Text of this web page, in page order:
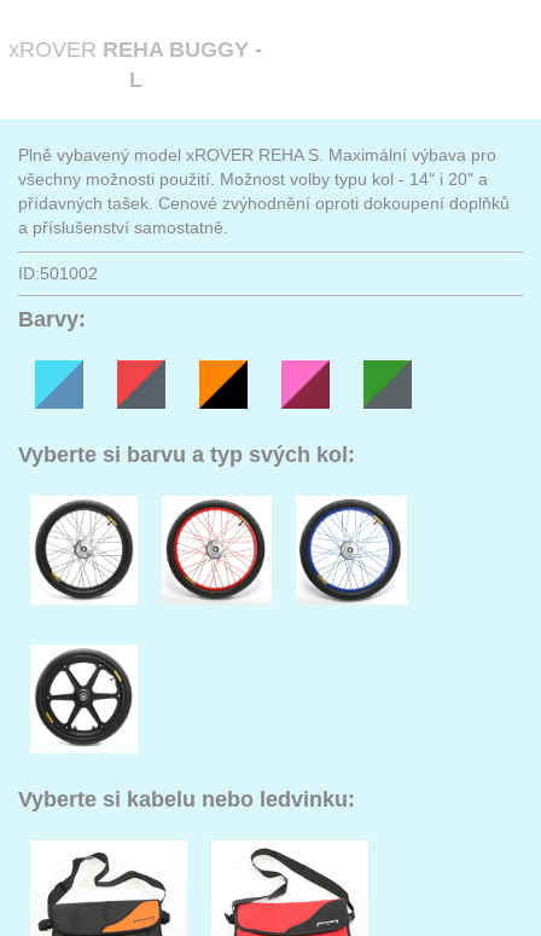
xROVER REHA BUGGY -
L
Plně vybavený model xROVER REHA S. Maximální výbava pro
všechny možnosti použití. Možnost volby typu kol - 14" i 20" a
přídavných tašek. Cenové zvýhodnění oproti dokoupení doplňků
a příslušenství samostatně.
ID:501002
Barvy:
Vyberte si barvu a typ svých kol:
Vyberte si kabelu nebo ledvinku: